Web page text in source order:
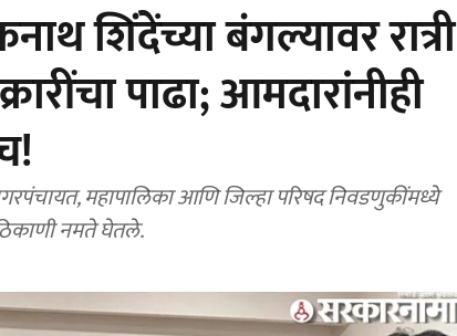
शिंदेंच्या बंगल्यावर रात्री
पाढा; आमदारांनीही
महापालिका आणि जिल्हा परिषद निवडणुकींमध्ये
नमते घेतले.